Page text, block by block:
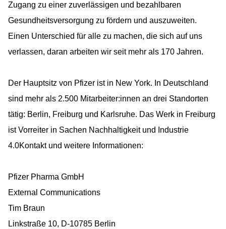
Zugang zu einer zuverlässigen und bezahlbaren
Gesundheitsversorgung zu fördern und auszuweiten.
Einen Unterschied für alle zu machen, die sich auf uns
verlassen, daran arbeiten wir seit mehr als 170 Jahren.
Der Hauptsitz von Pfizer ist in New York. In Deutschland
sind mehr als 2.500 Mitarbeiter:innen an drei Standorten
tätig: Berlin, Freiburg und Karlsruhe. Das Werk in Freiburg
ist Vorreiter in Sachen Nachhaltigkeit und Industrie
4.0Kontakt und weitere Informationen:
Pfizer Pharma GmbH
External Communications
Tim Braun
Linkstraße 10, D-10785 Berlin